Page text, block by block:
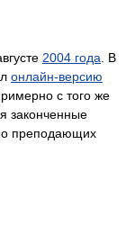
2004 года. В
онлайн-версию
с того же
законченные
преподающих